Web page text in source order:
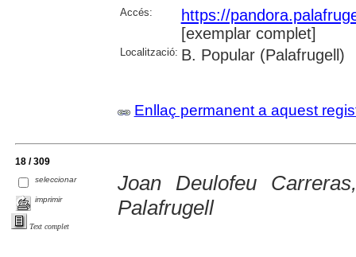
Accés:
https://
[exemplar complet]
Localització: B. Popular (Palafrugell)
Enllaç permanent a aquest
18 / 309
seleccionar
imprimir
Text complet
Joan Deulofeu
Palafrugell